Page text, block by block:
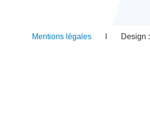
Mentions légalesl Design :